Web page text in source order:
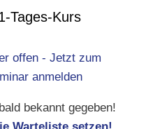
Tages-Kurs
bekannt gegeben!
Warteliste setzen!